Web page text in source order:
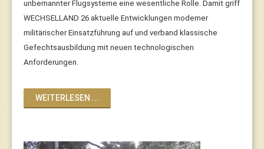
unbemannter Flugsysteme eine wesentliche Rolle. Damit griff
WECHSELLAND 26 aktuelle Entwicklungen moderner
militärischer Einsatzführung auf und verband klassische
Gefechtsausbildung mit neuen technologischen
Anforderungen.
WEITERLESEN ...